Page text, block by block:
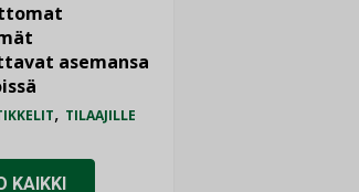
asemansa
, TILAAJILLE
KAIKKI